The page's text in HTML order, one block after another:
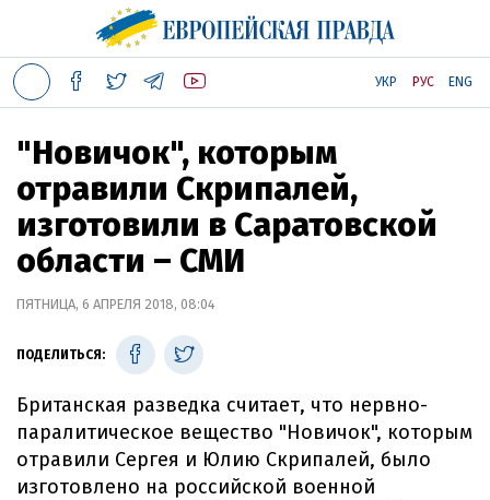
УКР РУС ENG
"Новичок", которым
отравили Скрипалей,
изготовили в Саратовской
области – СМИ
ПЯТНИЦА, 6 АПРЕЛЯ 2018, 08:04
ПОДЕЛИТЬСЯ:
Британская разведка считает, что нервно-
паралитическое вещество "Новичок", которым
отравили Сергея и Юлию Скрипалей, было
изготовлено на российской военной